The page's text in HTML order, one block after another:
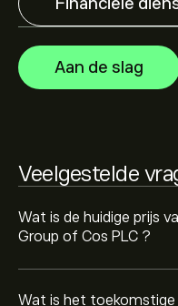
Financiële
Aan de slag
Veelgestelde
Wat is de huidige prijs
Group of Cos PLC ?
Wat is het toekomstige
Analisten bieden
Cos PLC gebaseerd
rapporten en
voorspelling voor